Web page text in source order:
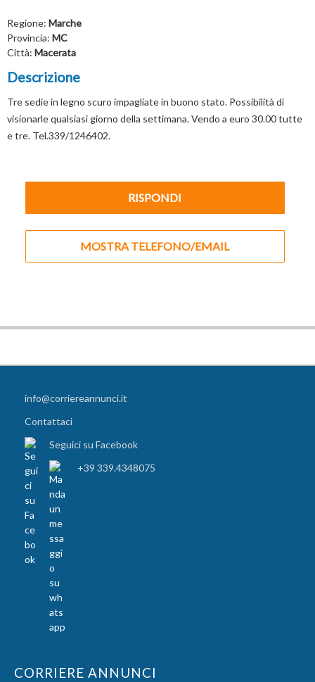
Regione: Marche
Provincia: MC
Città: Macerata
Descrizione
Tre sedie in legno scuro impagliate in buono stato. Possibilità di
visionarle qualsiasi giorno della settimana. Vendo a euro 30.00 tutte
e tre. Tel.339/1246402.
RISPONDI
MOSTRA TELEFONO/EMAIL
info@corriereannunci.it
Contattaci
Seguici su Facebook
+39 339.4348075
CORRIERE ANNUNCI